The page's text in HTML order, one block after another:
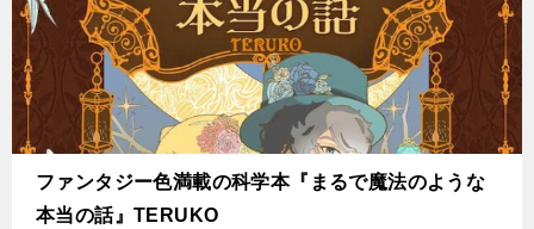
ファンタジー色満載の科学本『まるで魔法のような
本当の話』TERUKO